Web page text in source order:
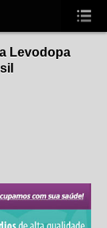
Levodopa